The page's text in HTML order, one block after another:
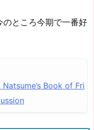
ところ今期で一番好
Book of Fri